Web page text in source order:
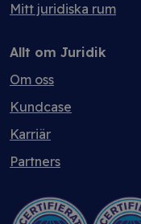
Mitt juridiska rum
Allt om Juridik
Om oss
Kundcase
Karriär
Partners